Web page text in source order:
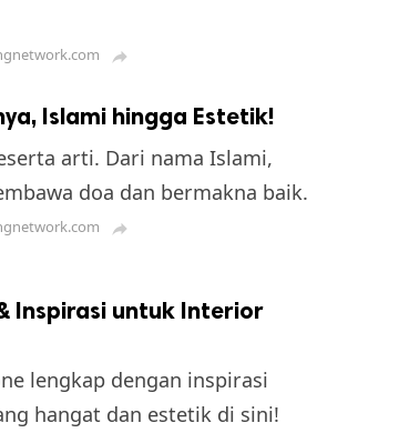

Islami hingga Estetik!
arti. Dari nama Islami,
doa dan bermakna baik.

Inspirasi untuk Interior
lengkap dengan inspirasi
hangat dan estetik di sini!